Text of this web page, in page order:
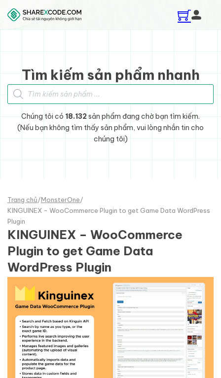
Skip to main content
Skip to footer
Tìm kiếm sản phẩm nhanh
Tìm kiếm sản phẩm
Chúng tôi có 18.132sản phẩm đang chờ bạn tìm kiếm.
(Nếu bạn không tìm thấy sản phẩm, vui lòng nhắn tin cho
chúng tôi)
Trang chủ/MonsterOne/
KINGUINEX - WooCommerce Plugin to get Game Data WordPress
Plugin
KINGUINEX – WooCommerce
Plugin to get Game Data
WordPress Plugin